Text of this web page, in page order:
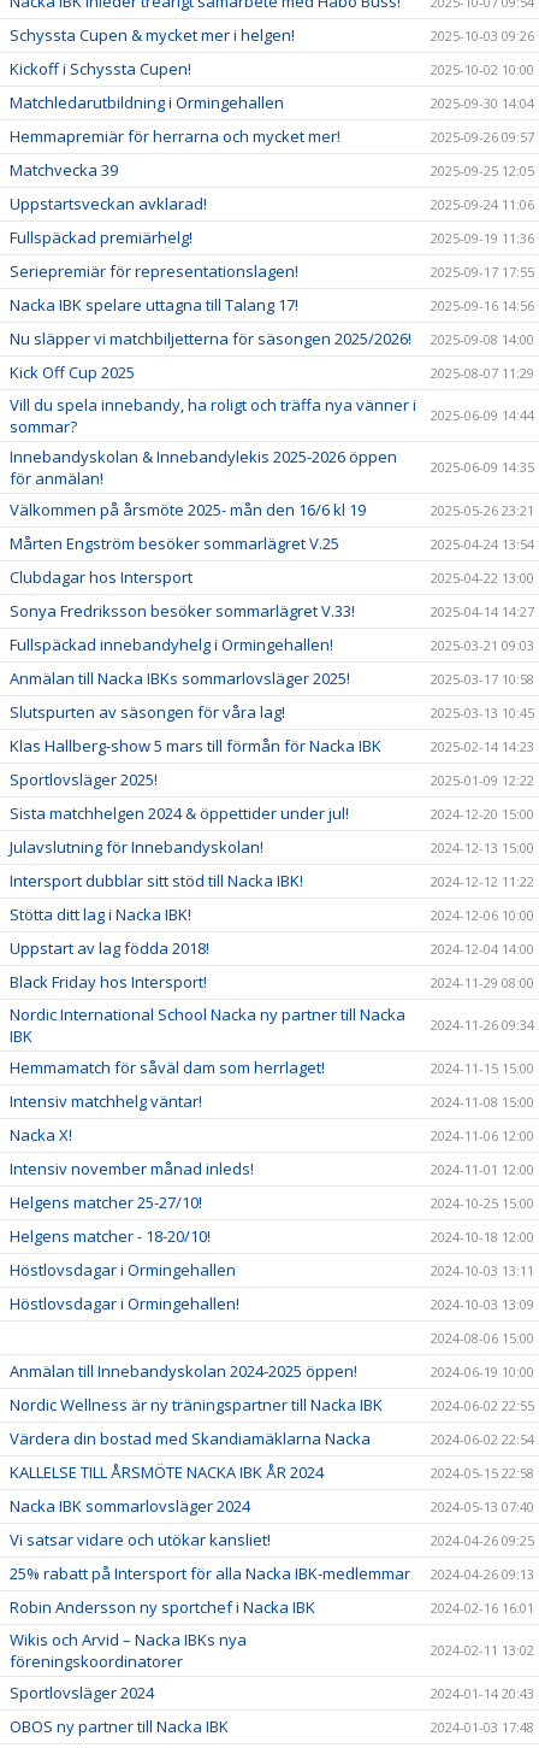
Schyssta Cupen & mycket mer i helgen! 2025-10-03 09:26
Kickoff i Schyssta Cupen! 2025-10-02 10:00
Matchledarutbildning i Ormingehallen 2025-09-30 14:04
Hemmapremiär för herrarna och mycket mer! 2025-09-26 09:57
Matchvecka 39 2025-09-25 12:05
Uppstartsveckan avklarad! 2025-09-24 11:06
Fullspäckad premiärhelg! 2025-09-19 11:36
Seriepremiär för representationslagen! 2025-09-17 17:55
Nacka IBK spelare uttagna till Talang 17! 2025-09-16 14:56
Nu släpper vi matchbiljetterna för säsongen 2025/2026! 2025-09-08 14:00
Kick Off Cup 2025 2025-08-07 11:29
Vill du spela innebandy, ha roligt och träffa nya vänner i
sommar?
2025-06-09 14:44
Innebandyskolan & Innebandylekis 2025-2026 öppen
för anmälan!
2025-06-09 14:35
Välkommen på årsmöte 2025- mån den 16/6 kl 19 2025-05-26 23:21
Mårten Engström besöker sommarlägret V.25 2025-04-24 13:54
Clubdagar hos Intersport 2025-04-22 13:00
Sonya Fredriksson besöker sommarlägret V.33! 2025-04-14 14:27
Fullspäckad innebandyhelg i Ormingehallen! 2025-03-21 09:03
Anmälan till Nacka IBKs sommarlovsläger 2025! 2025-03-17 10:58
Slutspurten av säsongen för våra lag! 2025-03-13 10:45
Klas Hallberg-show 5 mars till förmån för Nacka IBK 2025-02-14 14:23
Sportlovsläger 2025! 2025-01-09 12:22
Sista matchhelgen 2024 & öppettider under jul! 2024-12-20 15:00
Julavslutning för Innebandyskolan! 2024-12-13 15:00
Intersport dubblar sitt stöd till Nacka IBK! 2024-12-12 11:22
Stötta ditt lag i Nacka IBK! 2024-12-06 10:00
Uppstart av lag födda 2018! 2024-12-04 14:00
Black Friday hos Intersport! 2024-11-29 08:00
Nordic International School Nacka ny partner till Nacka
IBK
2024-11-26 09:34
Hemmamatch för såväl dam som herrlaget! 2024-11-15 15:00
Intensiv matchhelg väntar! 2024-11-08 15:00
Nacka X! 2024-11-06 12:00
Intensiv november månad inleds! 2024-11-01 12:00
Helgens matcher 25-27/10! 2024-10-25 15:00
Helgens matcher - 18-20/10! 2024-10-18 12:00
Höstlovsdagar i Ormingehallen 2024-10-03 13:11
Höstlovsdagar i Ormingehallen!
2024-10-03 13:09
2024-08-06 15:00
Anmälan till Innebandyskolan 2024-2025 öppen! 2024-06-19 10:00
Nordic Wellness är ny träningspartner till Nacka IBK 2024-06-02 22:55
Värdera din bostad med Skandiamäklarna Nacka 2024-06-02 22:54
KALLELSE TILL ÅRSMÖTE NACKA IBK ÅR 2024 2024-05-15 22:58
Nacka IBK sommarlovsläger 2024 2024-05-13 07:40
Vi satsar vidare och utökar kansliet! 2024-04-26 09:25
25% rabatt på Intersport för alla Nacka IBK-medlemmar 2024-04-26 09:13
Robin Andersson ny sportchef i Nacka IBK 2024-02-16 16:01
Wikis och Arvid – Nacka IBKs nya
föreningskoordinatorer
2024-02-11 13:02
Sportlovsläger 2024 2024-01-14 20:43
OBOS ny partner till Nacka IBK 2024-01-03 17:48